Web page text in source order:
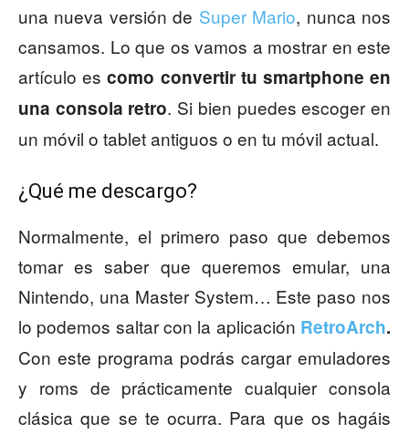
una nueva versión de Super Mario, nunca nos
cansamos. Lo que os vamos a mostrar en este
artículo escomo convertir tu smartphone en
una consola retro. Si bien puedes escoger en
un móvil o tablet antiguos o en tu móvil actual.
¿Qué me descargo?
Normalmente, el primero paso que debemos
tomar es saber que queremos emular, una
Nintendo, una Master System… Este paso nos
lo podemos saltar con la aplicación RetroArch.
Con este programa podrás cargar emuladores
y roms de prácticamente cualquier consola
clásica que se te ocurra. Para que os hagáis